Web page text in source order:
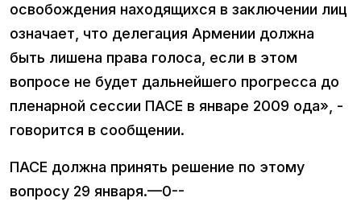
освобождения находящихся в заключении лиц
означает, что делегация Армении должна
быть лишена права голоса, если в этом
вопросе не будет дальнейшего прогресса до
пленарной сессии ПАСЕ в январе 2009 ода», -
говорится в сообщении.
ПАСЕ должна принять решение по этому
вопросу 29 января.—0--